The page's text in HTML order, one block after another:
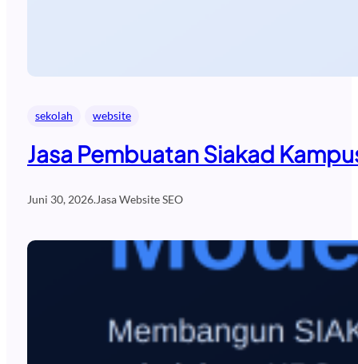
sekolah website
Jasa Pembuatan Siakad
Juni 30, 2026.Jasa Website SEO